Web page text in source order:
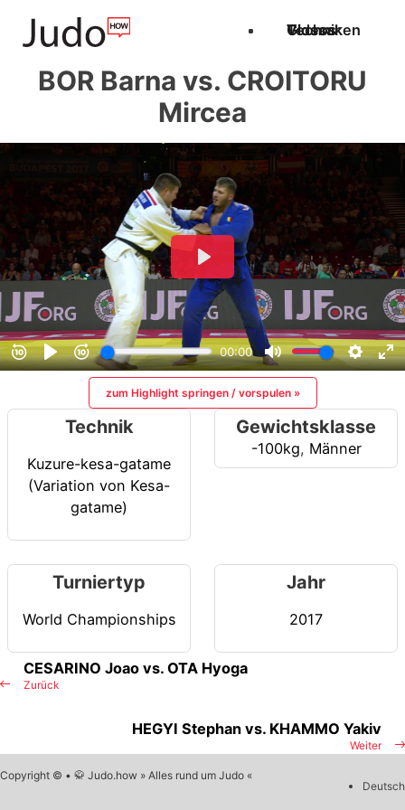
Techniken
Videos
Glossar
BOR Barna vs. CROITORU
Mircea
zum Highlight springen / vorspulen »
Technik
Kuzure-kesa-gatame
(Variation von Kesa-
gatame)
Gewichtsklasse
-100kg, Männer
Turniertyp
World Championships
Jahr
2017
Zurück
CESARINO Joao vs. OTA Hyoga
Weiter
HEGYI Stephan vs. KHAMMO Yakiv
Copyright © • 🥋 Judo.how » Alles rund um Judo «
Deutsch